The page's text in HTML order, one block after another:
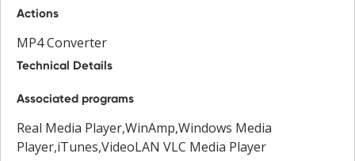
Actions
MP4 Converter
Technical Details
Associated programs
Real Media Player,WinAmp,Windows Media
Player,iTunes,VideoLAN VLC Media Player